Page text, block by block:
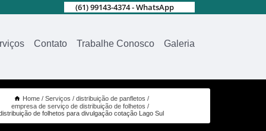
(61) 99143-4374 - WhatsApp
Contato Trabalhe Conosco Galeria
Home Serviços
distribuição de panfletos
empresa de serviço de distribuição de folhetos
de folhetos para divulgação cotação Lago Sul